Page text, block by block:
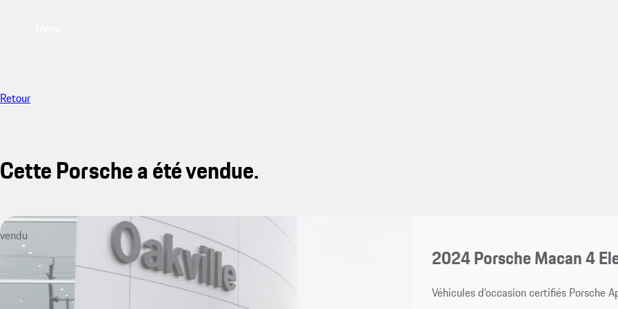
Retour
Cette Porsche a été vendue.
vendu
2024 Porsche Macan 4
Véhicules d’occasion certifiés Porsche